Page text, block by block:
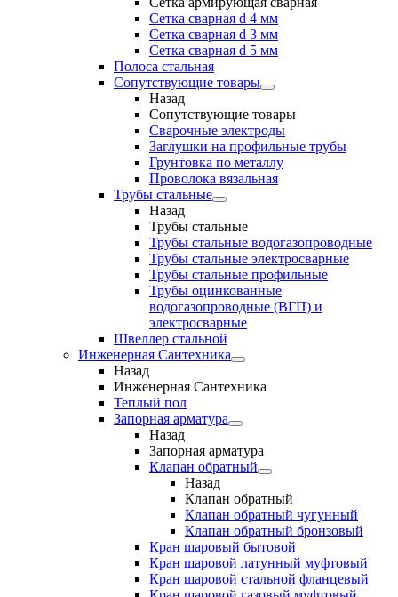
Сетка сварная d 4 мм
Сетка сварная d 3 мм
Сетка сварная d 5 мм
Полоса стальная
Сопутствующие товары
Назад
Сопутствующие товары
Сварочные электроды
Заглушки на профильные трубы
Грунтовка по металлу
Проволока вязальная
Трубы стальные
Назад
Трубы стальные
Трубы стальные водогазопроводные
Трубы стальные электросварные
Трубы стальные профильные
Трубы оцинкованные
водогазопроводные (ВГП) и
электросварные
Швеллер стальной
Инженерная Сантехника
Назад
Инженерная Сантехника
Теплый пол
Запорная арматура
Назад
Запорная арматура
Клапан обратный
Назад
Клапан обратный
Клапан обратный чугунный
Клапан обратный бронзовый
Кран шаровый бытовой
Кран шаровой латунный муфтовый
Кран шаровой стальной фланцевый